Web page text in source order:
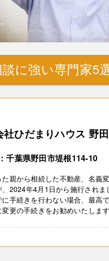
に強い専門家5
社ひだまりハウス 野
千葉県野田市堤根114-10
た親から相続した不動産、名
2024年4月1日から施行されま
手続きを行わない場合、最高
変更の手続きをお勧めいたしま